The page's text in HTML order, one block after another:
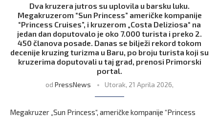
Dva kruzera jutros su uplovila u barsku luku.
Megakruzerom “Sun Princess” američke kompanije
“Princess Cruises”, i kruzerom „Costa Deliziosa“ na
jedan dan doputovalo je oko 7.000 turista i preko 2.
450 članova posade. Danas se bilježi rekord tokom
decenije kruzing turizma u Baru, po broju turista koji su
kruzerima doputovali u taj grad, prenosi Primorski
portal.
od PressNews Utorak, 21 Aprila 2026,
Megakruzer „Sun Princess“, američke kompanije “Princess